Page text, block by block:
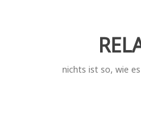
nichts ist so, wie